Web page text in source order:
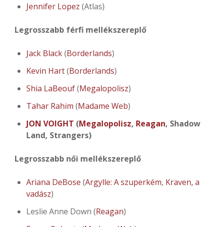
Jennifer Lopez (Atlas)
Legrosszabb férfi mellékszereplő
Jack Black(Borderlands)
Kevin Hart(Borderlands)
Shia LaBeouf(Megalopolisz)
Tahar Rahim (Madame Web)
JON VOIGHT (Megalopolisz, Reagan, Shadow
Land, Strangers)
Legrosszabb női mellékszereplő
Ariana DeBose (Argylle: A szuperkém, Kraven, a
vadász)
Leslie Anne Down (Reagan)